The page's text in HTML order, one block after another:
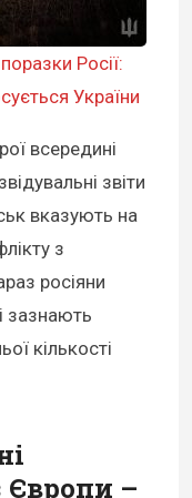
Росії:
України
всередині
звіти
вказують на
з
росіяни
зазнають
кількості
Європи –